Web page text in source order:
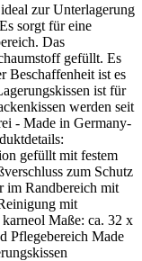
zur Unterlagerung
sorgt für eine
Das
gefüllt. Es
Beschaffenheit ist es
ist für
werden seit
- Made in Germany-
gefüllt mit festem
zum Schutz
im Randbereich mit
mit
Maße: ca. 32 x
Pflegebereich Made